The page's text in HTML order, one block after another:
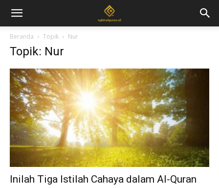
Beranda Topik Nur
Topik: Nur
Inilah Tiga Istilah Cahaya dalam Al-Quran